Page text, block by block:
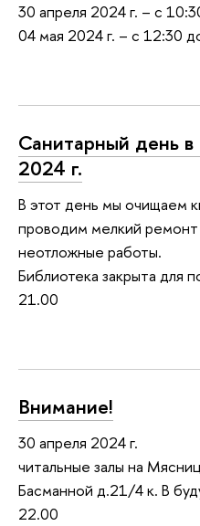
30 апреля 2024 г. – с
04 мая 2024 г. – с 12:30
Санитарный день
2024 г.
В этот день мы очищаем
проводим мелкий
неотложные работы.
Библиотека закрыта для
21.00
Внимание!
30 апреля 2024 г.
читальные залы на
Басманной д.21/4 к. В
22.00